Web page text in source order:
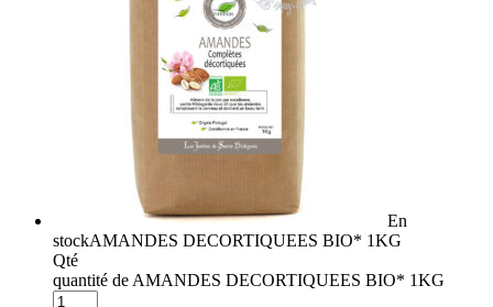
En
stockAMANDES DECORTIQUEES BIO* 1KG
Qté
quantité de AMANDES DECORTIQUEES BIO* 1KG